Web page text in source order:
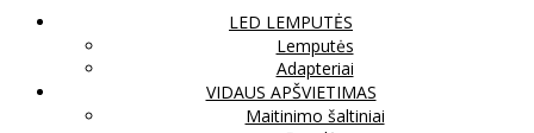
LED LEMPUTĖS
Lemputės
Adapteriai
VIDAUS APŠVIETIMAS
Maitinimo šaltiniai